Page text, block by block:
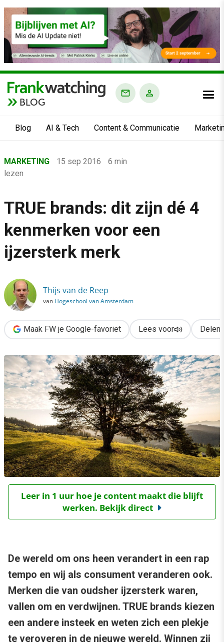
BLOG
Blog AI & Tech Content & Communicatie
›
Marketing
›
TRUE brands: dit zijn dé 4 kenmerken voor een ijzersterk merk
MARKETING 15 sep 2016
6 min
lezen
TRUE brands: dit zijn dé 4
kenmerken voor een
ijzersterk merk
Thijs van de Reep
van Hogeschool van Amsterdam
Maak FW je Google-favoriet Lees voor Delen
Leer in 1 uur hoe je content maakt die blijft
werken. Bekijk direct
De wereld om ons heen verandert in een rap
tempo en wij als consument veranderen ook.
Merken die van oudsher ijzersterk waren,
vallen om en verdwijnen. TRUE brands kiezen
een andere insteek en weten zich een plekje
te veroveren in de nieuwe wereld. Winnen zij